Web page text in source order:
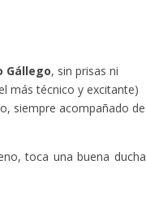
Gállego, sin prisas ni
más técnico y excitante)
siempre acompañado de
toca una buena ducha